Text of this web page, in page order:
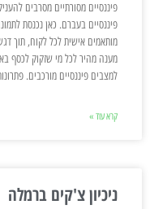
פיננסיים מסורתיים מסרבים
פיננסיים בעברם. כאן נכנסת
מותאמים אישית לכל לקוח, תוך
מענה מהיר לכל מי שזקוק לכסף
למצבים פיננסיים מורכבים.
קרא עוד »
ניכיון צ'קים ברמלה